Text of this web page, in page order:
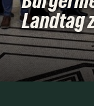
Landtag